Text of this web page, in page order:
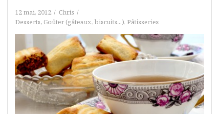
12 mai, 2012
Chris
Desserts, Goûter (gâteaux, biscuits...), Pâtisseries